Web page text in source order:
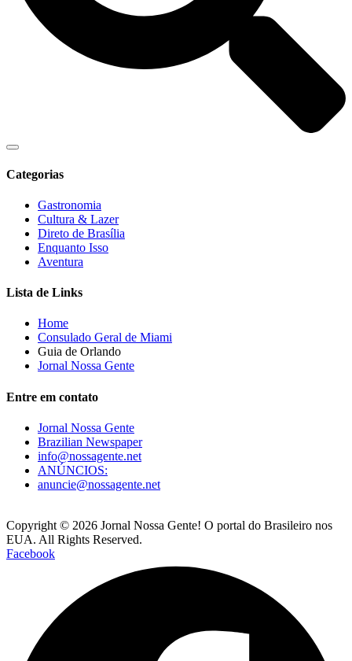
Categorias
Gastronomia
Cultura & Lazer
Direto de Brasília
Enquanto Isso
Aventura
Lista de Links
Home
Consulado Geral de Miami
Guia de Orlando
Jornal Nossa Gente
Entre em contato
Jornal Nossa Gente
Brazilian Newspaper
info@nossagente.net
ANÚNCIOS:
anuncie@nossagente.net
Copyright © 2026 Jornal Nossa Gente! O portal do Brasileiro nos
EUA. All Rights Reserved.
Facebook